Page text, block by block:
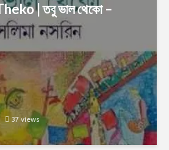
| তবু ভাল থেকো –
37 views